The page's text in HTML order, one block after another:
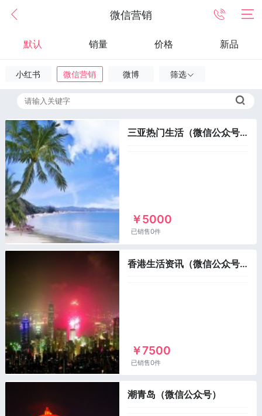
微信营销
默认 销量 价格 新品
小红书 微信营销 微博 筛选
三亚热门生活（微信公众号）
￥5000
已销售0件
香港生活资讯（微信公众号）
￥7500
已销售0件
潮青岛（微信公众号）